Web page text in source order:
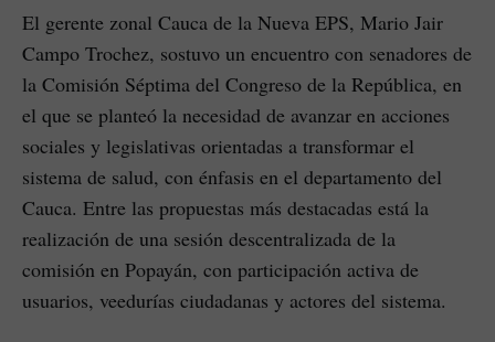
El gerente zonal Cauca de la Nueva EPS, Mario Jair
Campo Trochez, sostuvo un encuentro con senadores de
la Comisión Séptima del Congreso de la República, en
el que se planteó la necesidad de avanzar en acciones
sociales y legislativas orientadas a transformar el
sistema de salud, con énfasis en el departamento del
Cauca. Entre las propuestas más destacadas está la
realización de una sesión descentralizada de la
comisión en Popayán, con participación activa de
usuarios, veedurías ciudadanas y actores del sistema.